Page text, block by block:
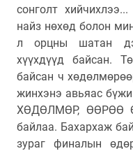
сонголт
найз нөхөд болон
л орцны шатан
хүүхдүүд байсан.
байсан ч
жинхэнэ авьяас
ХӨДӨЛМӨР, ӨӨРӨӨ
байлаа. Бахархаж
зураг финалын